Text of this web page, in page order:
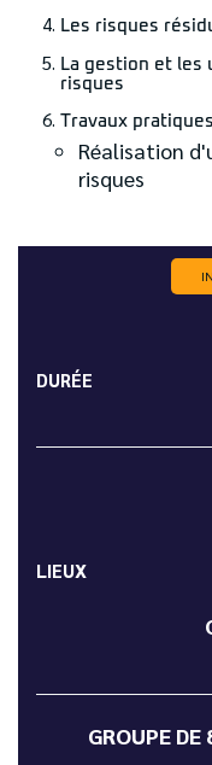
Les risques
La gestion et les
risques
Travaux pratiques
Réalisation
risques
DURÉE
LIEUX
GROUPE